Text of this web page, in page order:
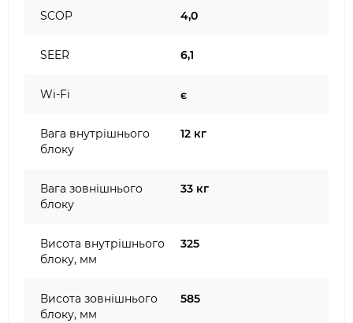
SCOP 4,0
SEER 6,1
Wi-Fi є
Вага внутрішнього
блоку
12 кг
Вага зовнішнього
блоку
33 кг
Висота внутрішнього
блоку, мм
325
Висота зовнішнього
блоку, мм
585